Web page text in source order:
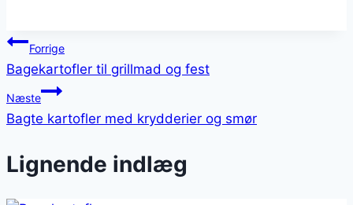
Indlægsnavigation
Forrige
Bagekartofler til grillmad og fest
Næste
Bagte kartofler med krydderier og smør
Lignende indlæg